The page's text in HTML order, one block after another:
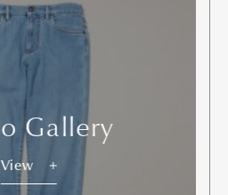
Gallery
View